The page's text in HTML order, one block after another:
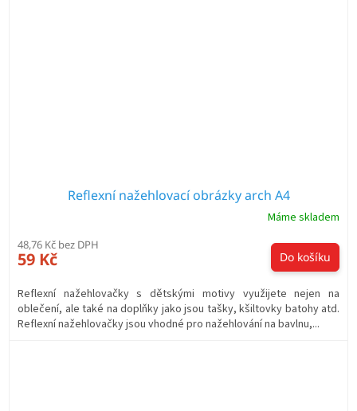
Reflexní nažehlovací obrázky arch A4
Máme skladem
48,76 Kč bez DPH
59 Kč Do košíku
Reflexní nažehlovačky s dětskými motivy využijete nejen na
oblečení, ale také na doplňky jako jsou tašky, kšiltovky batohy atd.
Reflexní nažehlovačky jsou vhodné pro nažehlování na bavlnu,...